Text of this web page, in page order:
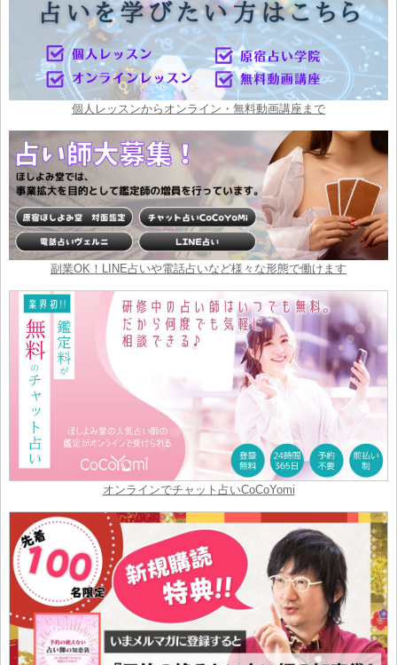
個人レッスンからオンライン・無料動画講座まで
副業OK！LINE占いや電話占いなど様々な形態で働けます
オンラインでチャット占いCoCoYomi